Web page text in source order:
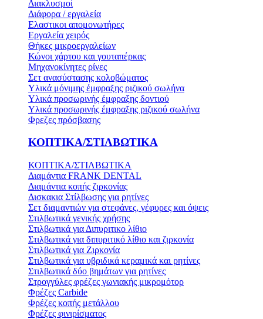
Διακλυσμοί
Διάφορα / εργαλεία
Ελαστικοι απομονωτήρες
Εργαλεία χειρός
Θήκες μικροεργαλείων
Κώνοι χάρτου και γουταπέρκας
Μηχανοκίνητες ρίνες
Σετ ανασύστασης κολοβώματος
Υλικά μόνιμης έμφραξης ριζικού σωλήνα
Υλικά προσωρινής έμφραξης δοντιού
Υλικά προσωρινής έμφραξης ριζικού σωλήνα
Φρεζες πρόσβασης
ΚΟΠΤΙΚΑ/ΣΤΙΛΒΩΤΙΚΑ
ΚΟΠΤΙΚΑ/ΣΤΙΛΒΩΤΙΚΑ
Διαμάντια FRANK DENTAL
Διαμάντια κοπής ζιρκονίας
Δισκακια Στίλβωσης για ρητίνες
Σετ διαμαντιών για στεφάνες, γέφυρες και όψεις
Στιλβωτικά γενικής χρήσης
Στιλβωτικά για Διπυριτικο λίθιο
Στιλβωτικά για διπυριτικό λίθιο και ζιρκονία
Στιλβωτικά για Ζιρκονία
Στιλβωτικά για υβριδικά κεραμικά και ρητίνες
Στιλβωτικά δύο βημάτων για ρητίνες
Στρογγύλες φρέζες γωνιακής μικρομότορ
Φρέζες Carbide
Φρέζες κοπής μετάλλου
Φρέζες φινιρίσματος